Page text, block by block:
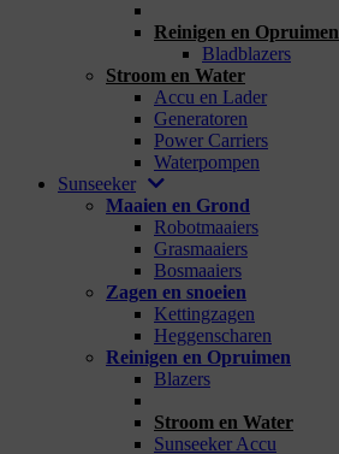
Reinigen en Opruimen
Bladblazers
Stroom en Water
Accu en Lader
Generatoren
Power Carriers
Waterpompen
Sunseeker
Maaien en Grond
Robotmaaiers
Grasmaaiers
Bosmaaiers
Zagen en snoeien
Kettingzagen
Heggenscharen
Reinigen en Opruimen
Blazers
Stroom en Water
Sunseeker Accu